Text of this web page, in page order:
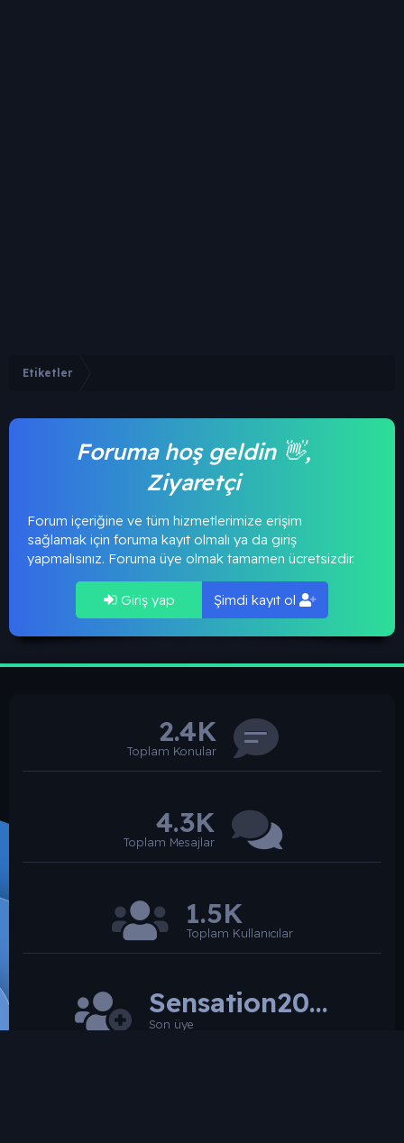
Etiketler
Foruma hoş geldin 👋,
Ziyaretçi
Forum içeriğine ve tüm hizmetlerimize erişim
sağlamak için foruma kayıt olmalı ya da giriş
yapmalısınız. Foruma üye olmak tamamen ücretsizdir.
Giriş yap Şimdi kayıt ol
2.4K
Toplam Konular
4.3K
Toplam Mesajlar
1.5K
Toplam Kullanıcılar
Sensation2026
Son üye